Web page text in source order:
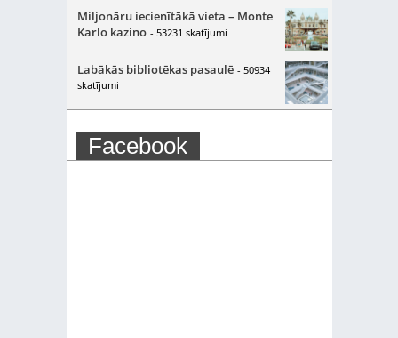
Miljonāru iecienītākā vieta – Monte
Karlo kazino - 53231 skatījumi
Labākās bibliotēkas pasaulē - 50934
skatījumi
Facebook